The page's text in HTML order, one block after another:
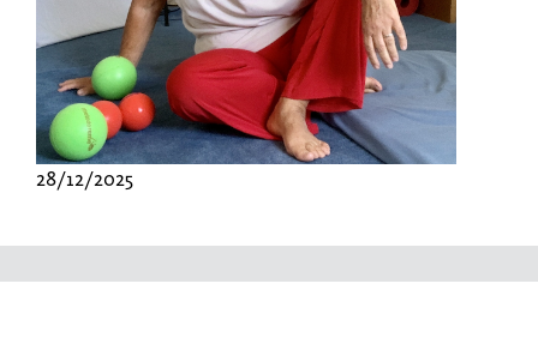
28/12/2025